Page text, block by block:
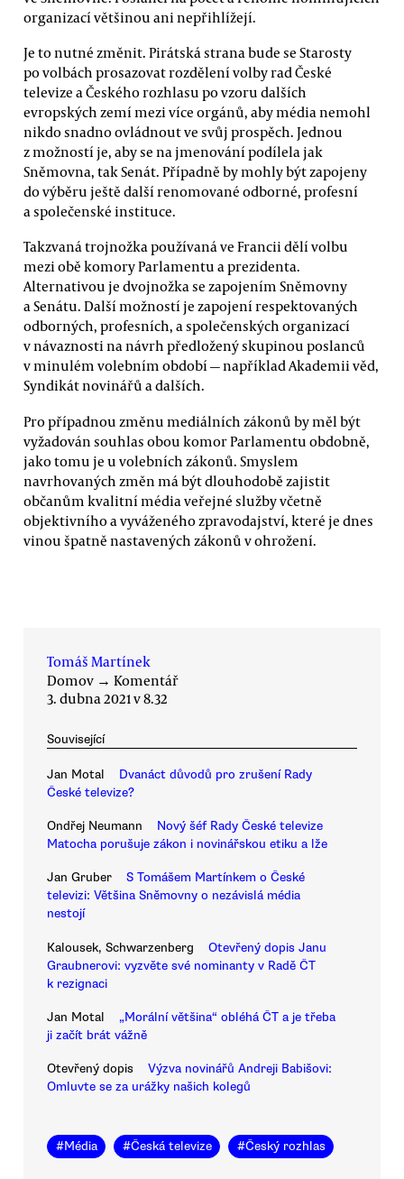
organizací většinou ani nepřihlížejí.
Je to nutné změnit. Pirátská strana bude se Starosty
po volbách prosazovat rozdělení volby rad České
televize a Českého rozhlasu po vzoru dalších
evropských zemí mezi více orgánů, aby média nemohl
nikdo snadno ovládnout ve svůj prospěch. Jednou
z možností je, aby se na jmenování podílela jak
Sněmovna, tak Senát. Případně by mohly být zapojeny
do výběru ještě další renomované odborné, profesní
a společenské instituce.
Takzvaná trojnožka používaná ve Francii dělí volbu
mezi obě komory Parlamentu a prezidenta.
Alternativou je dvojnožka se zapojením Sněmovny
a Senátu. Další možností je zapojení respektovaných
odborných, profesních, a společenských organizací
v návaznosti na návrh předložený skupinou poslanců
v minulém volebním období — například Akademii věd,
Syndikát novinářů a dalších.
Pro případnou změnu mediálních zákonů by měl být
vyžadován souhlas obou komor Parlamentu obdobně,
jako tomu je u volebních zákonů. Smyslem
navrhovaných změn má být dlouhodobě zajistit
občanům kvalitní média veřejné služby včetně
objektivního a vyváženého zpravodajství, které je dnes
vinou špatně nastavených zákonů v ohrožení.
Tomáš Martínek
Domov → Komentář
3. dubna 2021 v 8.32
Související
Jan Motal
Dvanáct důvodů pro zrušení Rady
České televize?
Ondřej Neumann
Nový šéf Rady České televize
Matocha porušuje zákon i novinářskou etiku a lže
Jan Gruber
S Tomášem Martínkem o České
televizi: Většina Sněmovny o nezávislá média
nestojí
Kalousek, Schwarzenberg
Otevřený dopis Janu
Graubnerovi: vyzvěte své nominanty v Radě ČT
k rezignaci
Jan Motal
„Morální většina“ obléhá ČT a je třeba
ji začít brát vážně
Otevřený dopis
Výzva novinářů Andreji Babišovi:
Omluvte se za urážky našich kolegů
#Média #Česká televize #Český rozhlas